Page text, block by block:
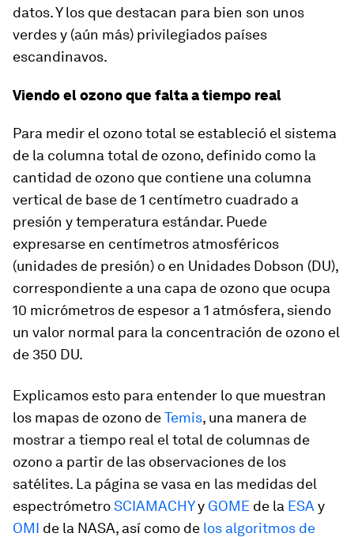
datos. Y los que destacan para bien son unos
verdes y (aún más) privilegiados países
escandinavos.
Viendo el ozono que falta a tiempo real
Para medir el ozono total se estableció el sistema
de la columna total de ozono, definido como la
cantidad de ozono que contiene una columna
vertical de base de 1 centímetro cuadrado a
presión y temperatura estándar. Puede
expresarse en centímetros atmosféricos
(unidades de presión) o en Unidades Dobson (DU),
correspondiente a una capa de ozono que ocupa
10 micrómetros de espesor a 1 atmósfera, siendo
un valor normal para la concentración de ozono el
de 350 DU.
Explicamos esto para entender lo que muestran
los mapas de ozono deTemis, una manera de
mostrar a tiempo real el total de columnas de
ozono a partir de las observaciones de los
satélites. La página se vasa en las medidas del
espectrómetroSCIAMACHYy GOME de la ESA y
OMI de la NASA, así como de los algoritmos de